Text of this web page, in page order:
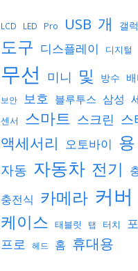
LCD LED Pro USB 개 갤
도구 디스플레이 디지털
무선 미니 및 방수
보안 보호 블루투스 삼성
센서 스마트 스크린 스
액세서리 오토바이 용
자동 자동차 전기
충전식 카메라 커버
케이스 태블릿 탭 터치
프로 헤드 홈 휴대용